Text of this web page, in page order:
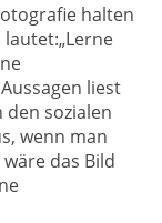
halten
liest
sozialen
wenn man
das Bild